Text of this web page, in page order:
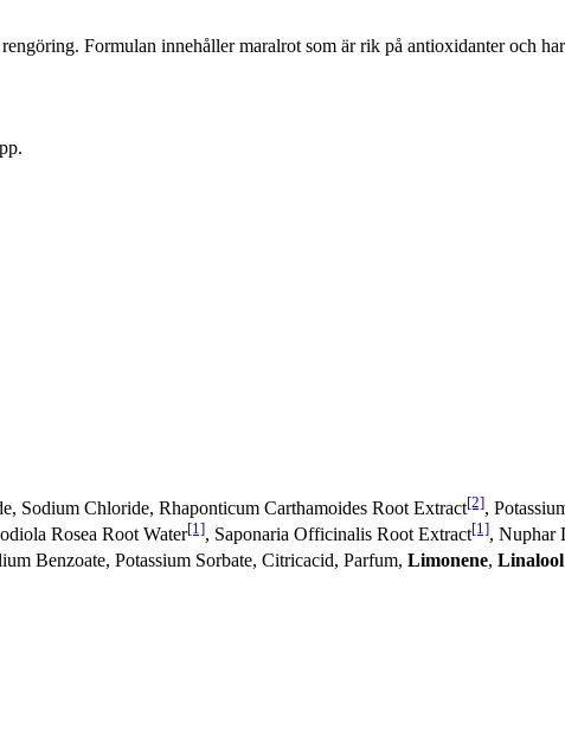
Formulan innehåller maralrot som är rik på antioxidanter och
Sodium Chloride, Rhaponticum Carthamoides Root Extract[2],
Rosea Root Water[1], Saponaria Officinalis Root Extract[1], Nuphar
Benzoate, Potassium Sorbate, Citricacid, Parfum, Limonene, Linalool